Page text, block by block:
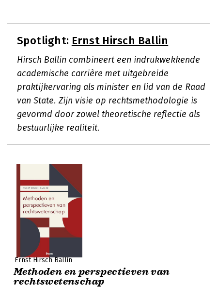
Spotlight: Ernst Hirsch Ballin
Hirsch Ballin combineert een indrukwekkende
academische carrière met uitgebreide
praktijkervaring als minister en lid van de Raad
van State. Zijn visie op rechtsmethodologie is
gevormd door zowel theoretische reflectie als
bestuurlijke realiteit.
Ernst Hirsch Ballin
Methoden en perspectieven van
rechtswetenschap